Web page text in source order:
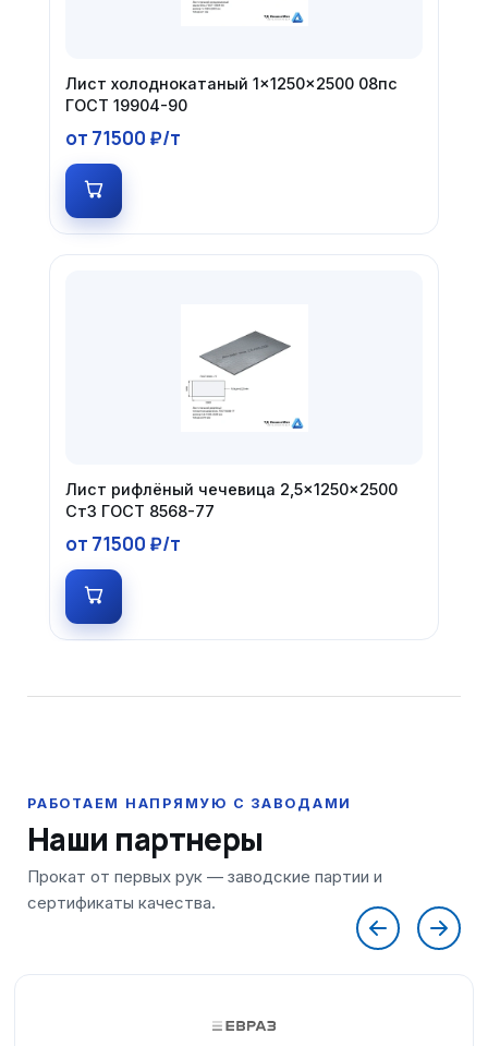
Лист холоднокатаный 1×1250×2500 08пс
ГОСТ 19904-90
от 71500 ₽/т
Лист рифлёный чечевица 2,5×1250×2500
Ст3 ГОСТ 8568-77
от 71500 ₽/т
Наши партнеры